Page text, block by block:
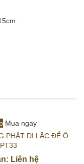
Mua ngay
PHẬT DI LẶC ĐỂ Ô
Liên hệ